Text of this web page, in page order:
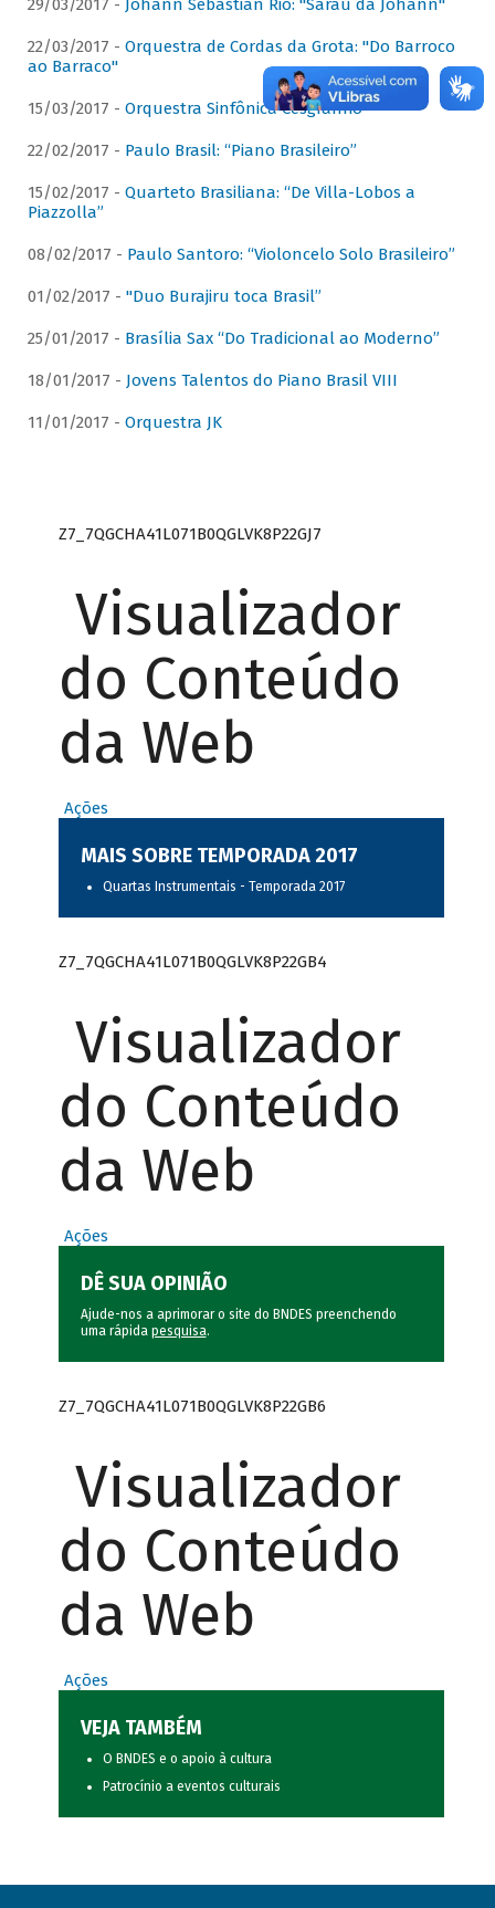
29/03/2017 - Johann Sebastian Rio: "Sarau da Johann"
22/03/2017 - Orquestra de Cordas da Grota: "Do Barroco
ao Barraco"
15/03/2017 - Orquestra Sinfônica Cesgranrio
22/02/2017 - Paulo Brasil: “Piano Brasileiro”
15/02/2017 - Quarteto Brasiliana: “De Villa-Lobos a
Piazzolla”
08/02/2017 - Paulo Santoro: “Violoncelo Solo Brasileiro”
01/02/2017 - "Duo Burajiru toca Brasil”
25/01/2017 - Brasília Sax “Do Tradicional ao Moderno”
18/01/2017 - Jovens Talentos do Piano Brasil VIII
11/01/2017 - Orquestra JK
Z7_7QGCHA41L071B0QGLVK8P22GJ7
Visualizador
do Conteúdo
da Web
Ações
MAIS SOBRE TEMPORADA 2017
Quartas Instrumentais - Temporada 2017
Z7_7QGCHA41L071B0QGLVK8P22GB4
Visualizador
do Conteúdo
da Web
Ações
DÊ SUA OPINIÃO
Ajude-nos a aprimorar o site do BNDES preenchendo
uma rápida pesquisa.
Z7_7QGCHA41L071B0QGLVK8P22GB6
Visualizador
do Conteúdo
da Web
Ações
VEJA TAMBÉM
O BNDES e o apoio à cultura
Patrocínio a eventos culturais